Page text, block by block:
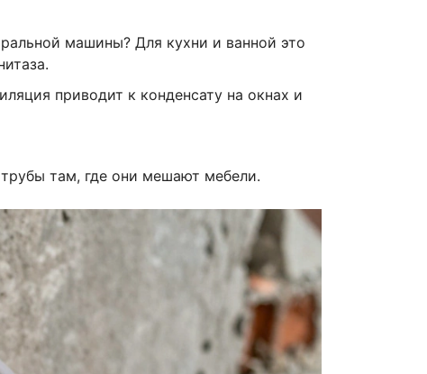
машины? Для кухни и ванной это
приводит к конденсату на окнах и
трубы там, где они мешают мебели.